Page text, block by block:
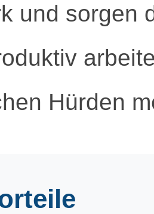
und sorgen
Hürden